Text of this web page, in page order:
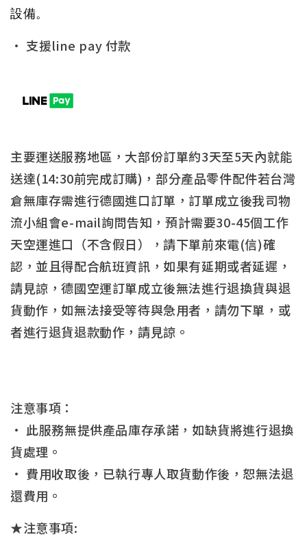
設備。
• 支援line pay 付款
主要運送服務地區，大部份訂單約3天至5天內就能
送達(14:30前完成訂購)，部分產品零件配件若台灣
倉無庫存需進行德國進口訂單，訂單成立後我司物
流小組會e-mail詢問告知，預計需要30-45個工作
天空運進口（不含假日），請下單前來電(信)確
認，並且得配合航班資訊，如果有延期或者延遲，
請見諒，德國空運訂單成立後無法進行退換貨與退
貨動作，如無法接受等待與急用者，請勿下單，或
者進行退貨退款動作，請見諒。
注意事項：
• 此服務無提供產品庫存承諾，如缺貨將進行退換
貨處理。
• 費用收取後，已執行專人取貨動作後，恕無法退
還費用。
★注意事項: